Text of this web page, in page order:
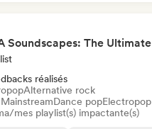
réalisés
Alternative rock
Dance popElectropop
mes playlist(s) impactante(s)